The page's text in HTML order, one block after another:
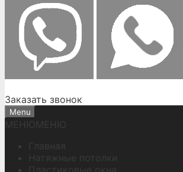
Заказать звонок
Menu
МЕНЮМЕНЮ
Главная
Натяжные потолки
Пластиковые окна